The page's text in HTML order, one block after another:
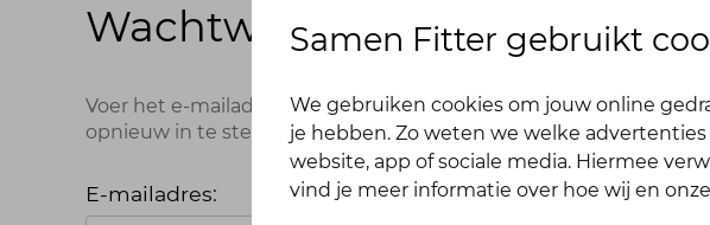
Wachtwoord vergeten?
Voer het e-mailadres in dat je hebt gebruikt bij het aanmaken
opnieuw in te stellen.
E-mailadres:
Samen Fitter gebruikt
We gebruiken cookies om jouw online
je hebben. Zo weten we welke
website, app of sociale media. Hiermee
vind je meer informatie over hoe wij en onze